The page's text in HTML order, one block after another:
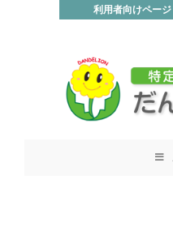
利用者向けページ